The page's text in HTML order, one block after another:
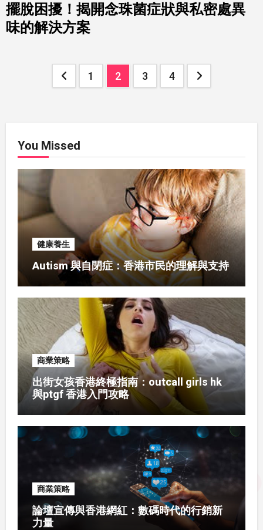
擺脫困擾！揭開念珠菌症狀與私密處異
味的解決方案
1 2 3 4
You Missed
健康養生
Autism 與自閉症：香港市民的理解與支持
商業策略
出街女孩香港終極指南：outcall girls hk
與ptgf 香港入門攻略
商業策略
論壇宣傳與香港網紅：數碼時代的行銷新
力量